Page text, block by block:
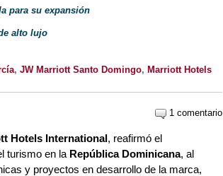
para su expansión
alto lujo
, JW Marriott Santo Domingo, Marriott Hotels
1 comentario
Hotels International, reafirmó el
turismo en la República Dominicana, al
y proyectos en desarrollo de la marca,